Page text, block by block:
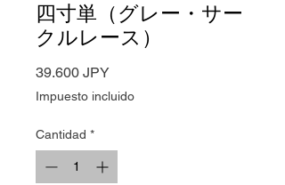
四寸単（グレー・サー
クルレース）
39.600 JPYPrecio
Impuesto incluido
Cantidad *